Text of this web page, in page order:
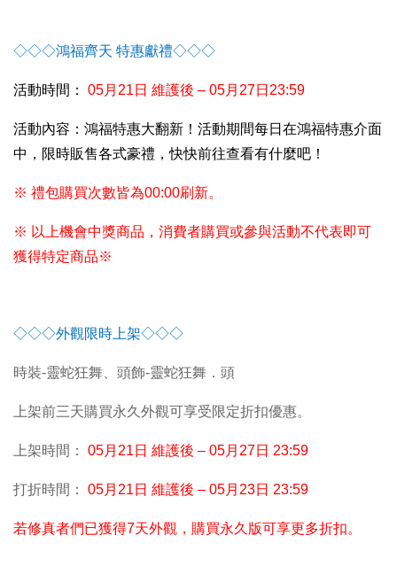
◇◇◇鴻福齊天 特惠獻禮◇◇◇
活動時間： 05月21日 維護後 – 05月27日23:59
活動內容：鴻福特惠大翻新！活動期間每日在鴻福特惠介面
中，限時販售各式豪禮，快快前往查看有什麼吧！
※ 禮包購買次數皆為00:00刷新。
※ 以上機會中獎商品，消費者購買或參與活動不代表即可
獲得特定商品※
◇◇◇外觀限時上架◇◇◇
時裝-靈蛇狂舞、頭飾-靈蛇狂舞．頭
上架前三天購買永久外觀可享受限定折扣優惠。
上架時間： 05月21日 維護後 – 05月27日 23:59
打折時間： 05月21日 維護後 – 05月23日 23:59
若修真者們已獲得7天外觀，購買永久版可享更多折扣。